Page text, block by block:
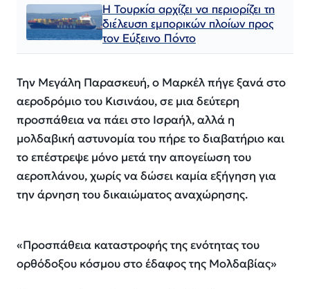
Η Τουρκία αρχίζει να περιορίζει τη
διέλευση εμπορικών πλοίων προς
τον Εύξεινο Πόντο
Την Μεγάλη Παρασκευή, ο Μαρκέλ πήγε ξανά στο
αεροδρόμιο του Κισινάου, σε μια δεύτερη
προσπάθεια να πάει στο Ισραήλ, αλλά η
μολδαβική αστυνομία του πήρε το διαβατήριο και
το επέστρεψε μόνο μετά την απογείωση του
αεροπλάνου, χωρίς να δώσει καμία εξήγηση για
την άρνηση του δικαιώματος αναχώρησης.
«Προσπάθεια καταστροφής της ενότητας του
ορθόδοξου κόσμου στο έδαφος της Μολδαβίας»